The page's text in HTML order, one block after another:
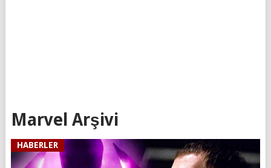
Marvel Arşivi
HABERLER